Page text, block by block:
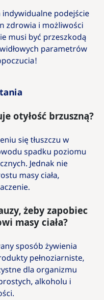
podejście
zdrowia i możliwości
musi być przeszkodą
parametrów
otyłość brzuszną?
się tłuszczu w
spadku poziomu
Jednak nie
masy ciała,
żeby zapobiec
masy ciała?
sposób żywienia
pełnoziarniste,
dla organizmu
alkoholu i